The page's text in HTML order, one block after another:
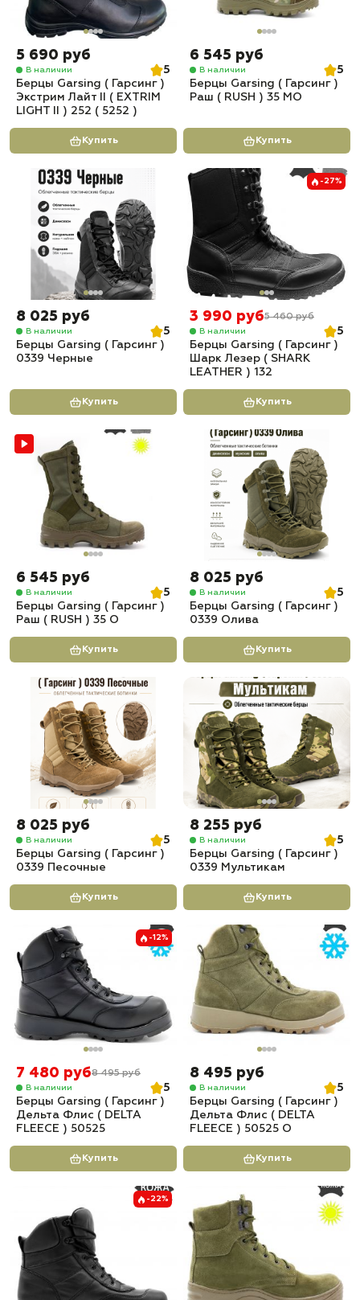
5 690 руб
В наличии
5
Берцы Garsing ( Гарсинг )
Экстрим Лайт II ( EXTRIM
LIGHT II ) 252 ( 5252 )
Купить
6 545 руб
В наличии
5
Берцы Garsing ( Гарсинг )
Раш ( RUSH ) 35 МО
Купить
8 025 руб
В наличии
5
Берцы Garsing ( Гарсинг )
0339 Черные
Купить
-27%
3 990 руб5 460 руб
В наличии
5
Берцы Garsing ( Гарсинг )
Шарк Лезер ( SHARK
LEATHER ) 132
Купить
6 545 руб
В наличии
5
Берцы Garsing ( Гарсинг )
Раш ( RUSH ) 35 О
Купить
8 025 руб
В наличии
5
Берцы Garsing ( Гарсинг )
0339 Олива
Купить
8 025 руб
В наличии
5
Берцы Garsing ( Гарсинг )
0339 Песочные
Купить
8 255 руб
В наличии
5
Берцы Garsing ( Гарсинг )
0339 Мультикам
Купить
-12%
7 480 руб8 495 руб
В наличии
5
Берцы Garsing ( Гарсинг )
Дельта Флис ( DELTA
FLEECE ) 50525
Купить
8 495 руб
В наличии
5
Берцы Garsing ( Гарсинг )
Дельта Флис ( DELTA
FLEECE ) 50525 О
Купить
-22%